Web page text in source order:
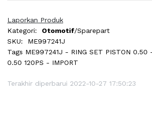
Laporkan Produk
Kategori:
Otomotif/Sparepart
SKU:
ME997241J
Tags ME997241J - RING SET PISTON 0.50
0.50 120PS - IMPORT
Terakhir diperbarui 2022-10-27 17:50:23